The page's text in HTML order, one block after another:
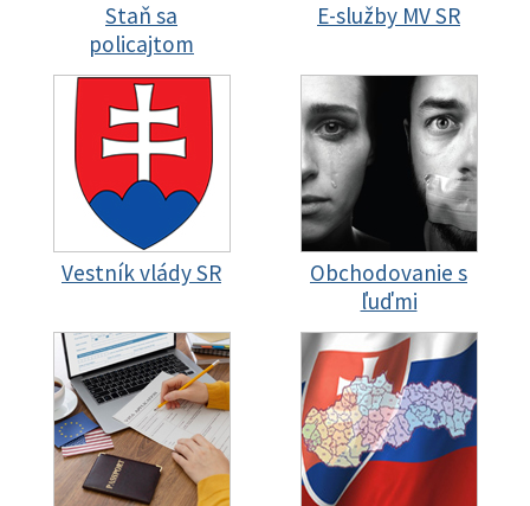
Staň sa
policajtom
E-služby MV SR
Vestník vlády SR
Obchodovanie s
ľuďmi